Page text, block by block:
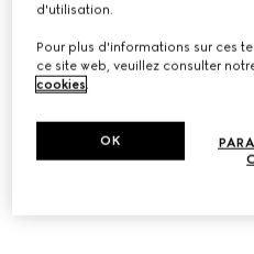
d'utilisation.
Pour plus d'informations sur ces
ce site web, veuillez consulter
cookies.
OK